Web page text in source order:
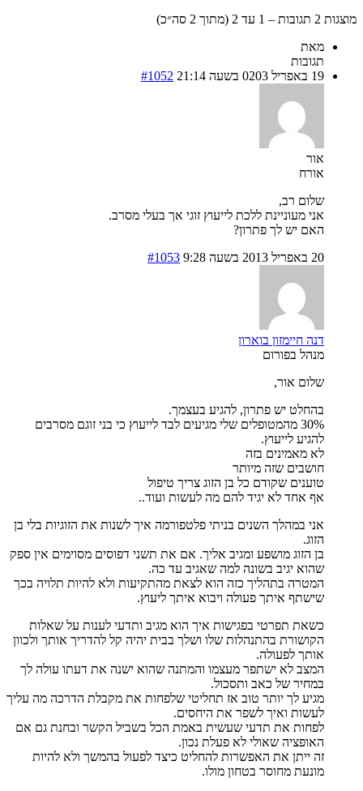
מוצגות 2 תגובות – 1 עד 2 (מתוך 2 סה״כ)
מאת
תגובות
19 באפריל 0203 בשעה 21:14
#1052
אור
אורח
שלום רב,
אני מעוניינת ללכת לייעוץ זוגי אך בעלי מסרב.
האם יש לך פתרון?
20 באפריל 2013 בשעה 9:28
#1053
דנה חיימזון בוארון
מנהל בפורום
שלום אור,
בהחלט יש פתרון, להגיע בעצמך.
30% מהמטופלים שלי מגיעים לבד לייעוץ כי בני זוגם מסרבים
להגיע לייעוץ.
לא מאמינים בזה
חושבים שזה מיותר
טוענים שקודם כל בן הזוג צריך טיפול
אף אחד לא יגיד להם מה לעשות ועוד..
אני במהלך השנים בניתי פלטפורמה איך לשנות את הזוגיות בלי בן
הזוג.
בן הזוג מושפע ומגיב אליך. אם את תשני דפוסים מסוימים אין ספק
שהוא יגיב בשונה למה שאגיב עד כה.
המטרה בתהליך כזה הוא לצאת מהתקיעות ולא להיות תלויה בכך
שישתף איתך פעולה ויבוא איתך ליעוץ.
כשאת תפרטי בפגישות איך הוא מגיב ותדעי לענות על שאלות
הקושורת בהתנהלות שלו ושלך בבית יהיה קל להדריך אותך ולכוון
אותך לפעולה.
המצב לא ישתפר מעצמו והמתנה שהוא ישנה את דעתו עולה לך
במחיר של כאב ותסכול.
מגיע לך יותר טוב אז תחליטי שלפחות את מקבלת הדרכה מה עליך
לעשות ואיך לשפר את היחסים.
לפחות את תדעי שעשית באמת הכל בשביל הקשר ובחנת גם אם
האופציה שאולי לא פעלת נכון.
זה ייתן את האפשרות להחליט כיצד לפעול בהמשך ולא להיות
מונעת מחוסר בטחון מולו.